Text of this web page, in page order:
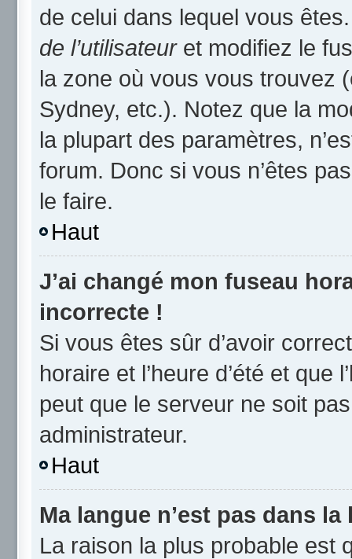
de celui dans lequel vous
de l’utilisateuret modifiez le
la zone où vous vous trouvez
Sydney, etc.). Notez que la
la plupart des paramètres,
forum. Donc si vous n’êtes
le faire.
Haut
J’ai changé mon fuseau
incorrecte !
Si vous êtes sûr d’avoir
horaire et l’heure d’été et que
peut que le serveur ne soit
administrateur.
Haut
Ma langue n’est pas dans la
La raison la plus probable est